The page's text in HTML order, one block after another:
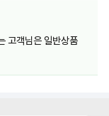
고객님은 일반상품